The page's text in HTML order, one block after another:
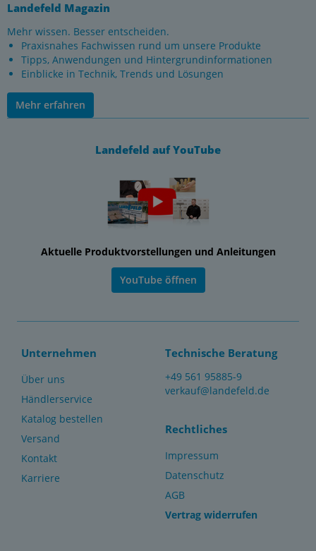
Landefeld Magazin
Mehr wissen. Besser entscheiden.
Praxisnahes Fachwissen rund um unsere Produkte
Tipps, Anwendungen und Hintergrundinformationen
Einblicke in Technik, Trends und Lösungen
Mehr erfahren
Landefeld auf YouTube
Aktuelle Produktvorstellungen und Anleitungen
YouTube öffnen
Unternehmen
Über uns
Händlerservice
Katalog bestellen
Versand
Kontakt
Karriere
Technische Beratung
+49 561 95885-9
verkauf@landefeld.de
Rechtliches
Impressum
Datenschutz
AGB
Vertrag widerrufen